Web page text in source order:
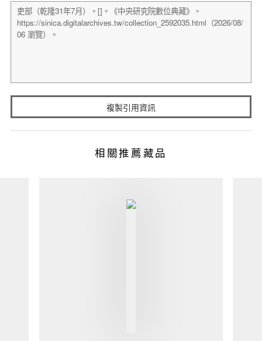
複製引用資訊
相關推薦藏品